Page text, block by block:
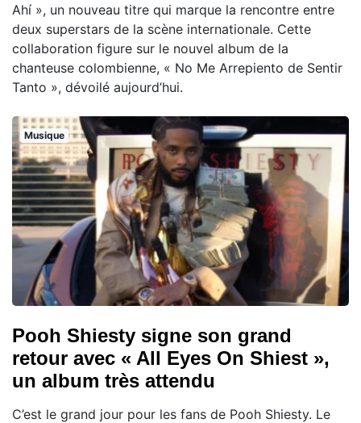
Ahí », un nouveau titre qui marque la rencontre entre
deux superstars de la scène internationale. Cette
collaboration figure sur le nouvel album de la
chanteuse colombienne, « No Me Arrepiento de Sentir
Tanto », dévoilé aujourd’hui.
Musique
Pooh Shiesty signe son grand
retour avec « All Eyes On Shiest »,
un album très attendu
C’est le grand jour pour les fans de Pooh Shiesty. Le